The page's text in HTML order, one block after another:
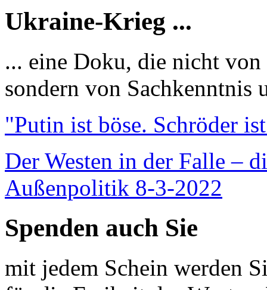
Ukraine-Krieg ...
... eine Doku, die nicht
sondern von Sachkenntnis
"Putin ist böse. Schröder
Der Westen in der Falle –
Außenpolitik 8-3-2022
Spenden auch Sie
mit jedem Schein werden